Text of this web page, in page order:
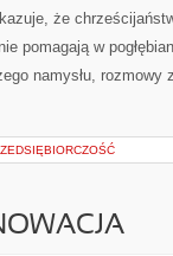
że
pomagają w
namysłu, rozmowy